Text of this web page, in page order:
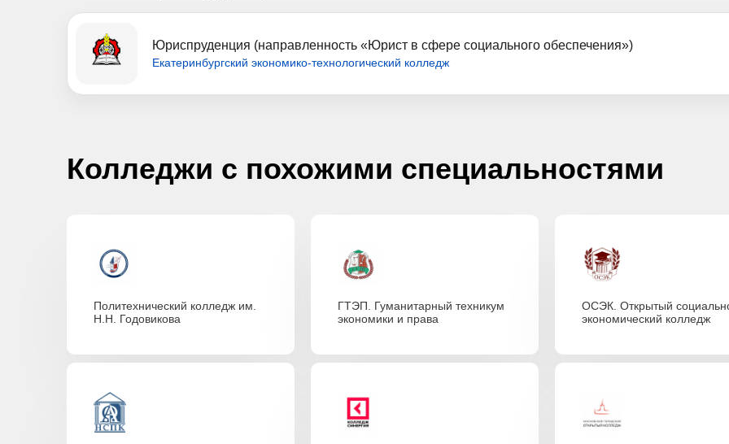
Юриспруденция (направленность «Юрист в сфере социального обеспечения»)
Екатеринбургский экономико-технологический колледж
Колледжи с похожими специальностями
Политехнический колледж им.
Н.Н. Годовикова
ГТЭП. Гуманитарный техникум
экономики и права
ОСЭК. Открытый
экономический колледж